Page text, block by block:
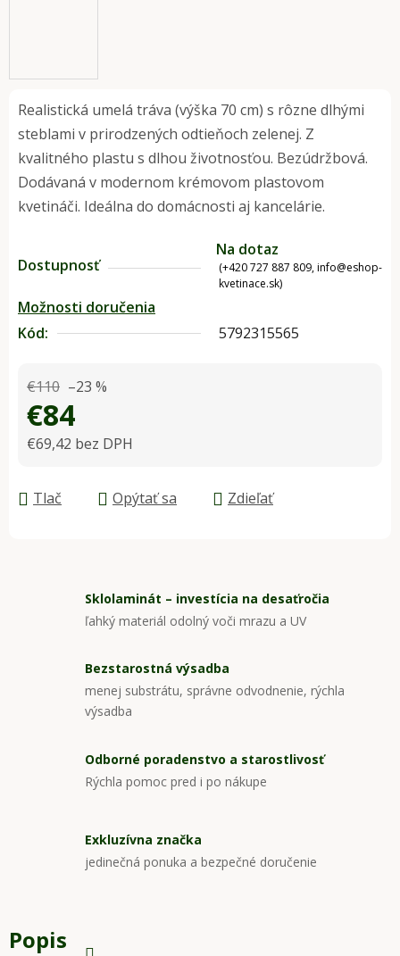
Realistická umelá tráva (výška 70 cm) s rôzne dlhými
steblami v prirodzených odtieňoch zelenej. Z
kvalitného plastu s dlhou životnosťou. Bezúdržbová.
Dodávaná v modernom krémovom plastovom
kvetináči. Ideálna do domácnosti aj kancelárie.
Dostupnosť
Na dotaz
(+420 727 887 809, info@eshop-
kvetinace.sk)
Možnosti doručenia
Kód:
5792315565
€110 –23 %
€84
€69,42 bez DPH
Tlač
Opýtať sa Zdieľať
Sklolaminát – investícia na desaťročia
ľahký materiál odolný voči mrazu a UV
Bezstarostná výsadba
menej substrátu, správne odvodnenie, rýchla
výsadba
Odborné poradenstvo a starostlivosť
Rýchla pomoc pred i po nákupe
Exkluzívna značka
jedinečná ponuka a bezpečné doručenie
Popis